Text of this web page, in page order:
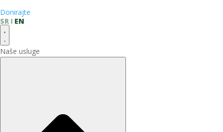
Donirajte
SR
EN
Naše usluge